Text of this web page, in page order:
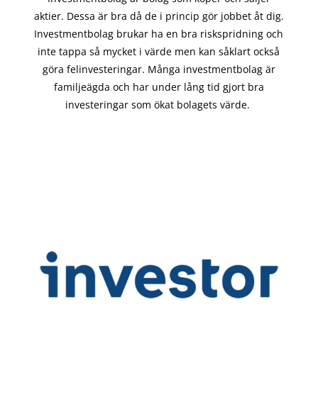
aktier. Dessa är bra då de i princip görjobbet åt dig.
Investmentbolag brukar ha en bra riskspridning och
inte tappa så mycket i värde men kan såklart också
göra felinvesteringar. Många investmentbolag är
familjeägda och har under lång tid gjort bra
investeringar som ökat bolagets värde.